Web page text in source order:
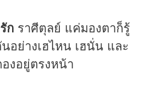
ก ราศีตุลย์ แค่มองตาก็รู้
อย่างเฮไหน เฮนั่น และ
งอยู่ตรงหน้า